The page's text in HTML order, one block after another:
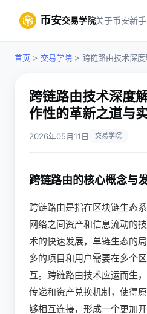
币安交易学院关于币安新
首页 > 交易学院 > 跨链路由技术深
跨链路由技术深度
作性的革新之道与
2026年05月11日 交易学院
跨链路由的核心概念与
跨链路由是指在区块链生态
网络之间资产和信息流动的
术的快速发展，单链生态的
多的项目和用户需要在多个
互。跨链路由技术应运而生
传递和资产兑换机制，使得
够相互连接，形成一个更加